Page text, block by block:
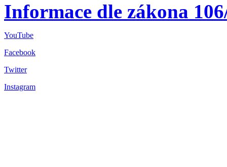
Informace dle zákona
YouTube
Facebook
Twitter
Instagram